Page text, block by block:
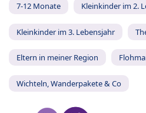
7-12 Monate Kleinkinder im 2.
Kleinkinder im 3. Lebensjahr
Eltern in meiner Region
Wichteln, Wanderpakete & Co